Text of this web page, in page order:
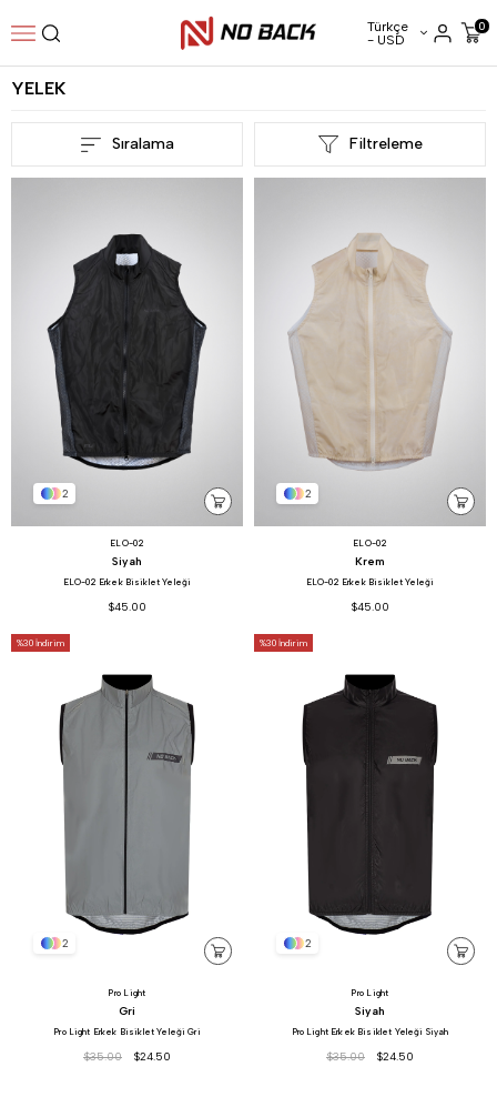
0
Türkçe
- USD
YELEK
Filtreleme
Sıralama
2
ELO-02
Siyah
ELO-02 Erkek Bisiklet Yeleği
$45.00
2
ELO-02
Krem
ELO-02 Erkek Bisiklet Yeleği
$45.00
2
Pro Light
Gri
Pro Light Erkek Bisiklet Yeleği Gri
$24.50
$35.00
%30 İndirim
2
Pro Light
Siyah
Pro Light Erkek Bisiklet Yeleği Siyah
$24.50
$35.00
%30 İndirim